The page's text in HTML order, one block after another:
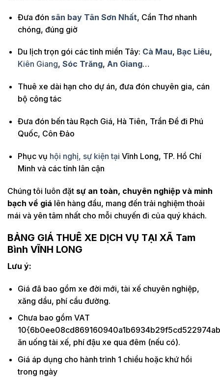
Đưa đón sân bay Tân Sơn Nhất, Cần Thơ nhanh
chóng, đúng giờ
Du lịch trọn gói các tỉnh miền Tây: Cà Mau, Bạc Liêu,
Kiên Giang, Sóc Trăng, An Giang…
Thuê xe dài hạn cho dự án, đưa đón chuyên gia, cán
bộ công tác
Đưa đón bến tàu Rạch Giá, Hà Tiên, Trần Đề đi Phú
Quốc, Côn Đảo
Phục vụ hội nghị, sự kiện tại Vĩnh Long, TP. Hồ Chí
Minh và các tỉnh lân cận
Chúng tôi luôn đặt sự an toàn, chuyên nghiệp và minh
bạch về giá lên hàng đầu, mang đến trải nghiệm thoải
mái và yên tâm nhất cho mỗi chuyến đi của quý khách.
BẢNG GIÁ THUÊ XE DỊCH VỤ TẠI XÃ Tam
Bình VĨNH LONG
Lưu ý:
Giá đã bao gồm xe đời mới, tài xế chuyên nghiệp,
xăng dầu, phí cầu đường.
Chưa bao gồm VAT
ăn uống tài xế, phí đậu xe qua đêm (nếu có).
Giá áp dụng cho hành trình 1 chiều hoặc khứ hồi
trong ngày